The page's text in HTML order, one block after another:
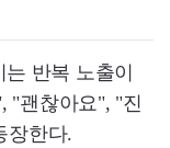
반복 노출이
"괜찮아요", "진
장한다.